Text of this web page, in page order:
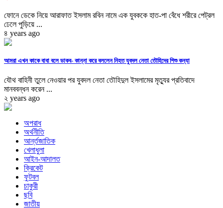
ফোনে ডেকে নিয়ে আরাফাত ইসলাম রবিন নামে এক যুবককে হাত-পা বেঁধে শরীরে পেট্রল
ঢেলে পুড়িয়ে ...
৪ years ago
আমরা এখন কাকে বাবা বলে ডাকব- কান্না করে বললেন নিহত যুবদল নেতা তৌহিদের শিশু কন্যা
যৌথ বাহিনী তুলে নেওয়ার পর যুবদল নেতা তৌহিদুল ইসলামের মৃত্যুর প্রতিবাদে
মানববন্ধন করেন ...
২ years ago
অপরাধ
অর্থনীতি
আর্ন্তজাতিক
খেলাধুলা
আইন-আদালত
ক্রিকেট
ফুটবল
চাকুরী
ছবি
জাতীয়